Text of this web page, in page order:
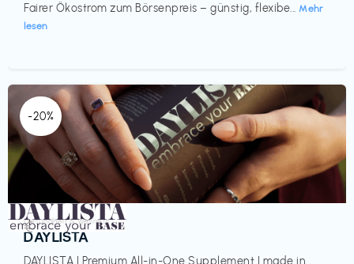
Fairer Ökostrom zum Börsenpreis – günstig, flexibe... Mehr
lesen
-20%
Gesundheit & Wellness
DAYLISTA
DAYLISTA | Premium All-in-One Supplement | made in...
€‎